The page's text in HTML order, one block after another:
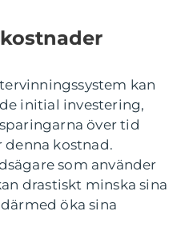
kan
initial investering,
över tid
denna kostnad.
som använder
drastiskt minska sina
öka sina